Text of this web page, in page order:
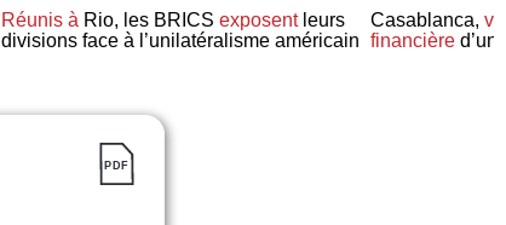
ADJUST COLORS
Réunis àRio, les BRICS exposentleurs
divisions face à l’unilatéralisme américain
Casablanca,
financière d’un